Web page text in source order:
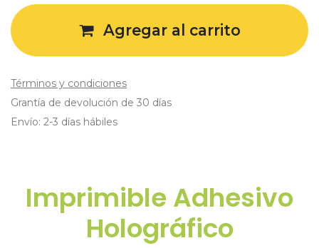
Agregar al carrito
Términos y condiciones
Grantía de devolución de 30 días
Envío: 2-3 días hábiles
Imprimible Adhesivo
Holográfico​